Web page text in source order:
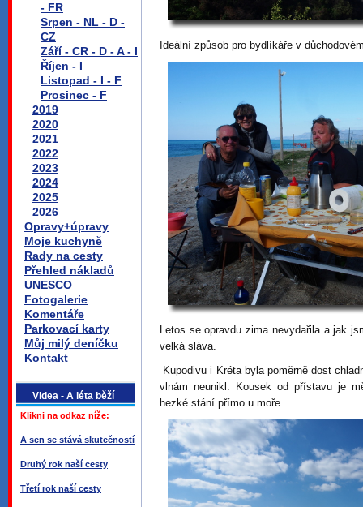
- FR
Srpen - NL - D -
CZ
Září - CR - D - A - I
Říjen - I
Listopad - I - F
Prosinec - F
2019
2020
2021
2022
2023
2024
2025
2026
Opravy+úpravy
Moje kuchyně
Rady na cesty
Přehled nákladů
UNESCO
Fotogalerie
Komentáře
Parkovací karty
Můj milý deníčku
Kontakt
Videa - A léta běží
Klikni na odkaz níže:
A sen se stává skutečností
Druhý rok naší cesty
Třetí rok naší cesty
Ideální způsob pro bydlíkáře v
Letos se opravdu zima nevydařila a jak
velká sláva.
Kupodivu i Kréta byla poměrně dost
vlnám neunikl. Kousek od přístavu je
hezké stání přímo u moře.